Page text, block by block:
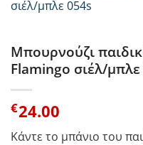
Μπουρνούζι
Flamingo σιέλ/
€24.00
Κάντε το μπάνιο του